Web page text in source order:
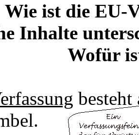
Wie ist die EU-
Inhalte
Wofür